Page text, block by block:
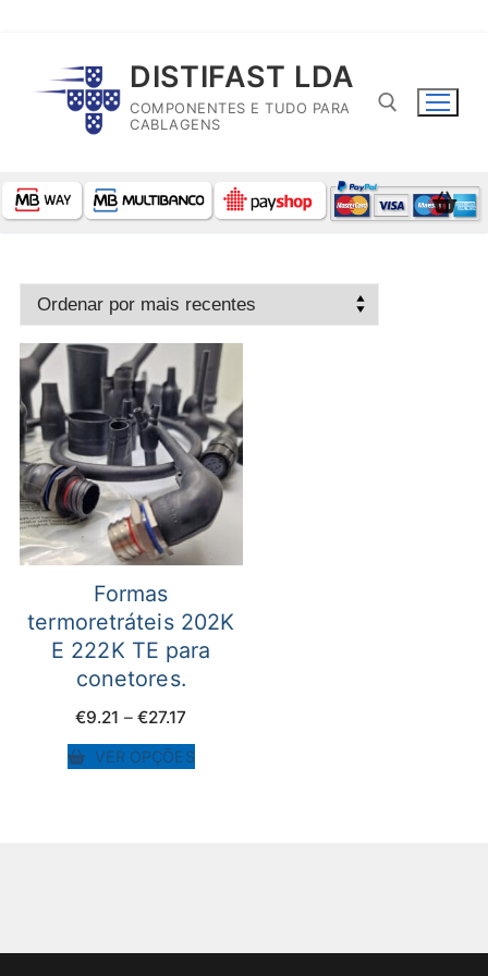
conteúdo
DISTIFAST LDA
COMPONENTES E TUDO PARA
CABLAGENS
Pesquisar por:
Formas
termoretráteis 202K
E 222K TE para
conetores.
€9.21 – €27.17
€9.21
through
VER OPÇÕES